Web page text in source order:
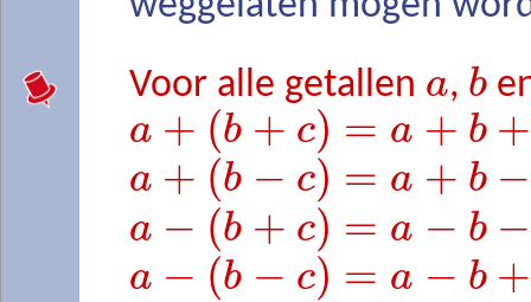
Voor alle getallen a, b
a + (b + c) = a + b +
a + (b − c) = a + b −
a − (b + c) = a − b −
a − (b − c) = a − b +